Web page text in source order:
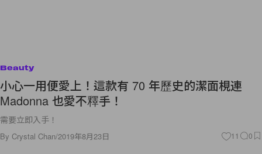
Beauty
小心一用便愛上！這款有 70 年歷史的潔面梘連
Madonna 也愛不釋手！
需要立即入手！
By Crystal Chan/2019年8月23日 11 0